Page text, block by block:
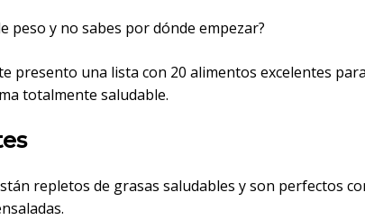
peso y no sabes por dónde empezar?
presento una lista con 20 alimentos excelentes
totalmente saludable.
repletos de grasas saludables y son perfectos